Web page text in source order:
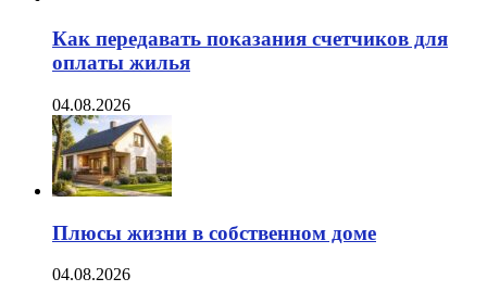
Как передавать показания счетчиков для
оплаты жилья
04.08.2026
Плюсы жизни в собственном доме
04.08.2026